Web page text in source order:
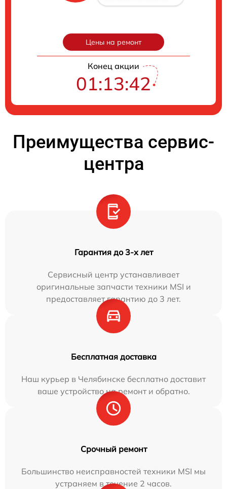
Цены на ремонт
Конец акции
01:13:41
Преимущества сервис-
центра
Гарантия до 3-х лет
Сервисный центр устанавливает
оригинальные запчасти техники MSI и
предоставляет гарантию до 3 лет.
Бесплатная доставка
Наш курьер в Челябинске бесплатно доставит
ваше устройство на ремонт и обратно.
Срочный ремонт
Большинство неисправностей техники MSI мы
устраняем в течение 2 часов.